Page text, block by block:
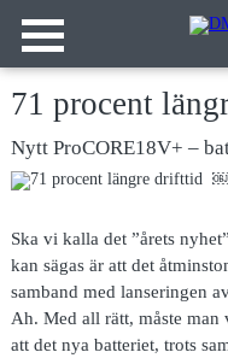
71 procent
Nytt ProCORE18V+ –
Ska vi kalla det ”årets
kan sägas är att det
samband med lanseringen
Ah. Med all rätt, måste man
att det nya batteriet, trots